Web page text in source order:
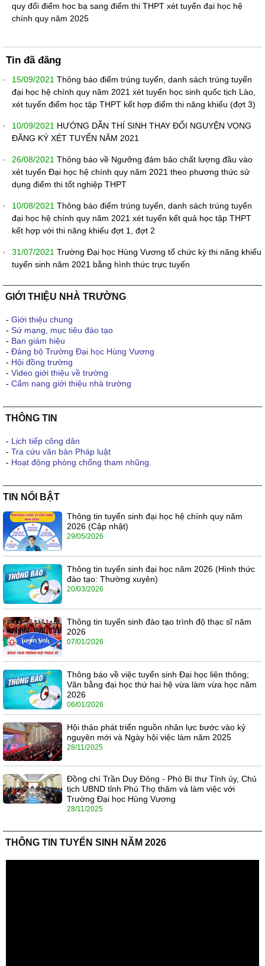
quy đổi điểm học bạ sang điểm thi THPT xét tuyển đại học hệ
chính quy năm 2025
Tin đã đăng
15/09/2021 Thông báo điểm trúng tuyển, danh sách trúng tuyển
đại học hệ chính quy năm 2021 xét tuyển học sinh quốc tịch Lào,
xét tuyển điểm học tập THPT kết hợp điểm thi năng khiếu (đợt 3)
10/09/2021 HƯỚNG DẪN THÍ SINH THAY ĐỔI NGUYỆN VỌNG
ĐĂNG KÝ XÉT TUYỂN NĂM 2021
26/08/2021 Thông báo về Ngưỡng đảm bảo chất lượng đầu vào
xét tuyển Đại học hệ chính quy năm 2021 theo phương thức sử
dụng điểm thi tốt nghiệp THPT
10/08/2021 Thông báo điểm trúng tuyển, danh sách trúng tuyển
đại học hệ chính quy năm 2021 xét tuyển kết quả học tập THPT
kết hợp với thi năng khiếu đợt 1, đợt 2
31/07/2021 Trường Đại học Hùng Vương tổ chức kỳ thi năng khiếu
tuyển sinh năm 2021 bằng hình thức trực tuyến
GIỚI THIỆU NHÀ TRƯỜNG
- Giới thiệu chung
- Sứ mạng, mục tiêu đào tạo
- Ban giám hiệu
- Đảng bộ Trường Đại học Hùng Vương
- Hội đồng trường
- Video giới thiệu về trường
- Cẩm nang giới thiệu nhà trường
THÔNG TIN
- Lịch tiếp công dân
- Tra cứu văn bản Pháp luật
- Hoạt động phòng chống tham nhũng.
TIN NỔI BẬT
Thông tin tuyển sinh đại học hệ chính quy năm
2026 (Cập nhật)
29/05/2026
Thông tin tuyển sinh đại học năm 2026 (Hình thức
đào tạo: Thường xuyên)
20/03/2026
Thông tin tuyển sinh đào tạo trình độ thạc sĩ năm
2026
07/01/2026
Thông báo về việc tuyển sinh Đại học liên thông;
Văn bằng đại học thứ hai hệ vừa làm vừa học năm
2026
06/01/2026
Hội thảo phát triển nguồn nhân lực bước vào kỷ
nguyên mới và Ngày hội việc làm năm 2025
28/11/2025
Đồng chí Trần Duy Đông - Phó Bí thư Tỉnh ủy, Chủ
tịch UBND tỉnh Phú Thọ thăm và làm việc với
Trường Đại học Hùng Vương
28/11/2025
THÔNG TIN TUYỂN SINH NĂM 2026